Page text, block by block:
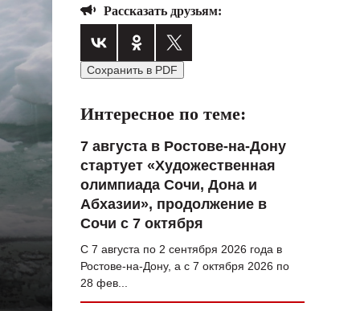
ГОРОДСКОЙ ПОРТАЛ
СТИЛЬ ЖИЗНИ
ХАЙП
ЧЕЛОВЕК ОСОБЕННЫЙ
КУЛЬТ ЕДЫ
Рассказать друзьям:
Сохранить в PDF
Интересное по теме:
7 августа в Ростове-на-Дону
стартует «Художественная
олимпиада Сочи, Дона и
Абхазии», продолжение в
Сочи с 7 октября
С 7 августа по 2 сентября 2026 года в
Ростове-на-Дону, а с 7 октября 2026 по
28 фев...